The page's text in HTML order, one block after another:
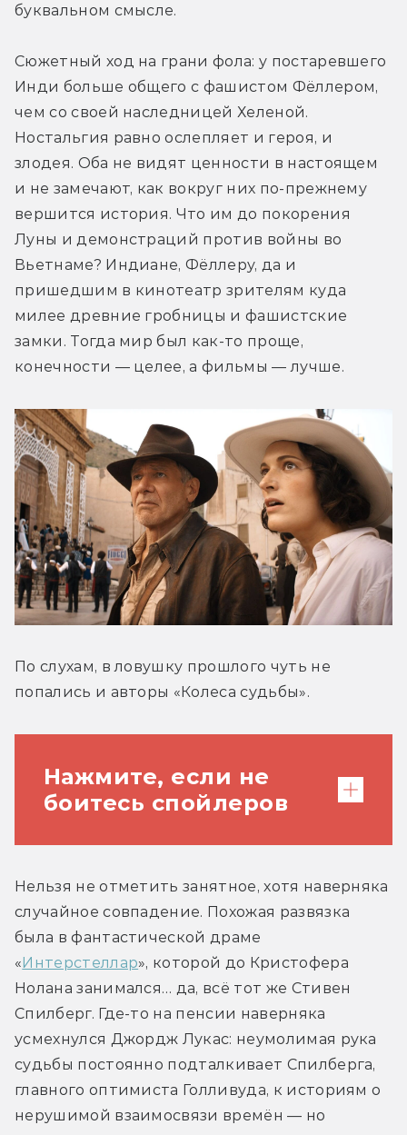
буквальном смысле.
Сюжетный ход на грани фола: у постаревшего
Инди больше общего с фашистом Фёллером,
чем со своей наследницей Хеленой.
Ностальгия равно ослепляет и героя, и
злодея. Оба не видят ценности в настоящем
и не замечают, как вокруг них по-прежнему
вершится история. Что им до покорения
Луны и демонстраций против войны во
Вьетнаме? Индиане, Фёллеру, да и
пришедшим в кинотеатр зрителям куда
милее древние гробницы и фашистские
замки. Тогда мир был как-то проще,
конечности — целее, а фильмы — лучше.
По слухам, в ловушку прошлого чуть не
попались и авторы «Колеса судьбы».
Нажмите, если не
боитесь спойлеров
В первой версии концовки Индиана,
Фёллер и Хелена с помощью
Антикитеры переносятся во времена
Архимеда, и умирающий Инди решает
остаться там навсегда. На тестовых
показах этот финал забраковали, и был
придуман новый: Хелена ловким
ударом в челюсть вырубает крёстного
и возвращает его в 1969 год, где герой
воссоединяется с любимой Мэрион.
Нельзя не отметить занятное, хотя наверняка
случайное совпадение. Похожая развязка
была в фантастической драме
«Интерстеллар», которой до Кристофера
Нолана занимался… да, всё тот же Стивен
Спилберг. Где-то на пенсии наверняка
усмехнулся Джордж Лукас: неумолимая рука
судьбы постоянно подталкивает Спилберга,
главного оптимиста Голливуда, к историям о
нерушимой взаимосвязи времён — но